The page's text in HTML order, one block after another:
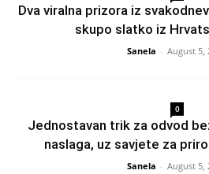
Dva viralna prizora iz
skupo slatko iz
Sanela - August 5,
0
Jednostavan trik za odvod
naslaga, uz savjete za
Sanela - August 5,